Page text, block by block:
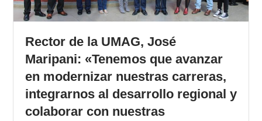
Rector de la UMAG, José
Maripani: «Tenemos que avanzar
en modernizar nuestras carreras,
integrarnos al desarrollo regional y
colaborar con nuestras